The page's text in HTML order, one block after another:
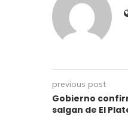
previous post
Gobierno
salgan de El